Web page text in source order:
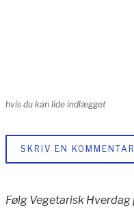
hvis du kan lide indlægget
SKRIV EN KOMMENTAR
Følg Vegetarisk Hverdag